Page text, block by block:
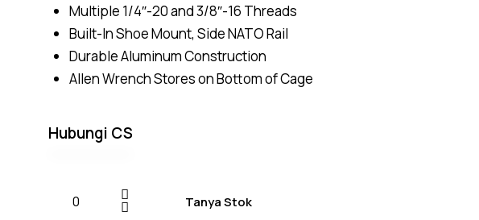
Multiple 1/4″-20 and 3/8″-16 Threads
Built-In Shoe Mount, Side NATO Rail
Durable Aluminum Construction
Allen Wrench Stores on Bottom of Cage
Hubungi CS
Tanya Stok